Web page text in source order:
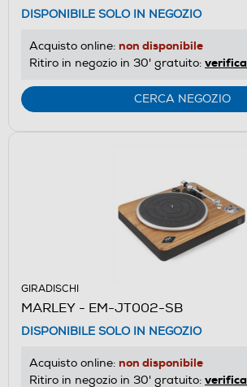
DISPONIBILE SOLO IN NEGOZIO
Acquisto online: non disponibile
Ritiro in negozio in 30' gratuito: verifica
CERCA NEGOZIO
GIRADISCHI
MARLEY - EM-JT002-SB
DISPONIBILE SOLO IN NEGOZIO
Acquisto online: non disponibile
Ritiro in negozio in 30' gratuito: verifica